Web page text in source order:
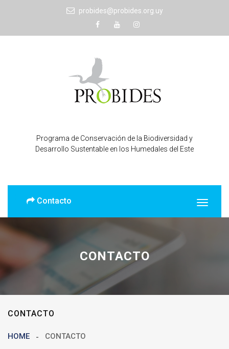
probides@probides.org.uy
Programa de Conservación de la Biodiversidad y
Desarrollo Sustentable en los Humedales del Este
Contacto
CONTACTO
CONTACTO
HOME CONTACTO